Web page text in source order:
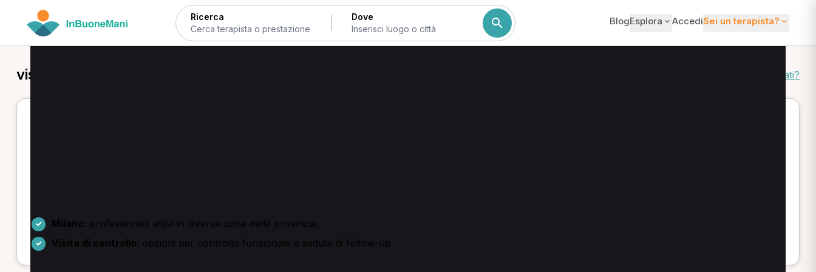
Ricerca Dove BlogEsplora AccediSei un terapista?
visita di controllo in provincia di Milano Come ordiniamo i risultati?
Milano: professionisti attivi in diverse zone della provincia.
Visita di controllo: opzioni per controllo funzionale e sedute di follow-up.